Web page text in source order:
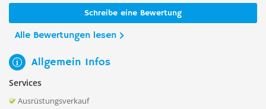
Schreibe eine Bewertung
Alle Bewertungen lesen
Allgemein Infos
Services
Ausrüstungsverkauf